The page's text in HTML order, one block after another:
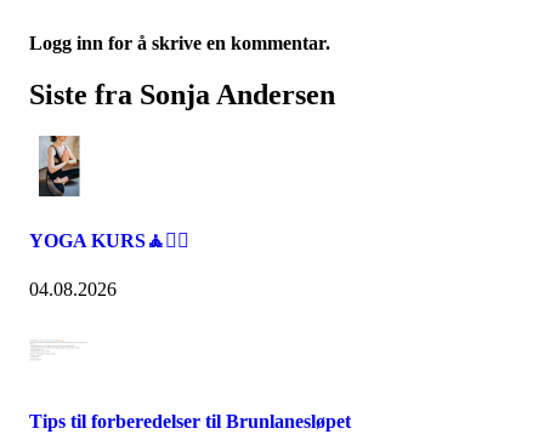
Logg inn for å skrive en kommentar.
Siste fra Sonja Andersen
YOGA KURS🧘🧘‍♀️
04.08.2026
Tips til forberedelser til Brunlanesløpet